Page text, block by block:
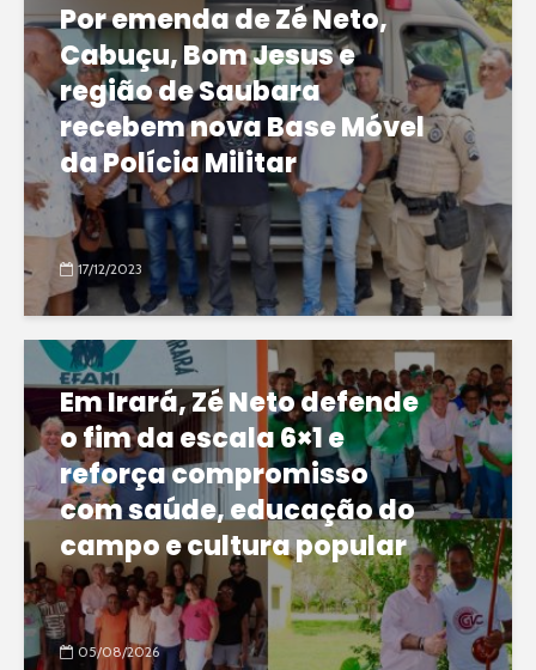
Por emenda de Zé Neto,
Cabuçu, Bom Jesus e
região de Saubara
recebem nova Base Móvel
da Polícia Militar
17/12/2023
Em Irará, Zé Neto defende
o fim da escala 6×1 e
reforça compromisso
com saúde, educação do
campo e cultura popular
05/08/2026